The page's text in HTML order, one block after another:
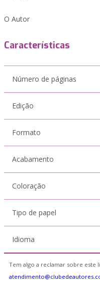
O Autor
Características
Número de páginas
Edição
Formato
Acabamento
Coloração
Tipo de papel
Idioma
Tem algo a reclamar sobre este